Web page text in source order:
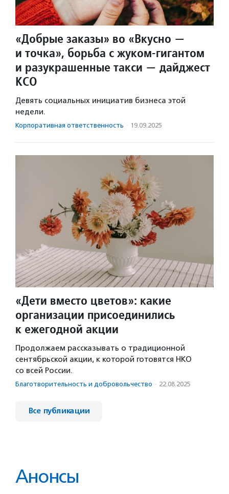
«Добрые заказы» во «Вкусно —
и точка», борьба с жуком-гигантом
и разукрашенные такси — дайджест
КСО
Девять социальных инициатив бизнеса этой
недели.
Корпоративная ответственность · 19.09.2025
«Дети вместо цветов»: какие
организации присоединились
к ежегодной акции
Продолжаем рассказывать о традиционной
сентябрьской акции, к которой готовятся НКО
со всей России.
Благотвори­тель­ность и доброволь­чест­во · 22.08.2025
Все публикации
Анонсы